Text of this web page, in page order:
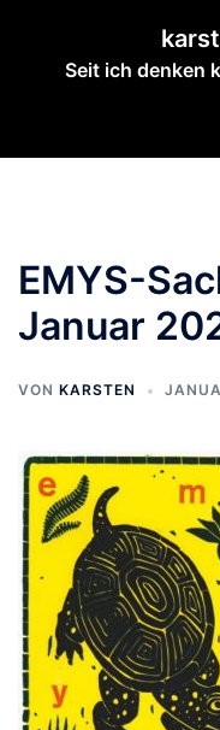
springenSeit ich denken
EMYS-
Januar
VON KARSTEN